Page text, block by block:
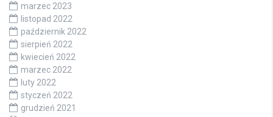
marzec 2023
listopad 2022
październik 2022
sierpień 2022
kwiecień 2022
marzec 2022
luty 2022
styczeń 2022
grudzień 2021